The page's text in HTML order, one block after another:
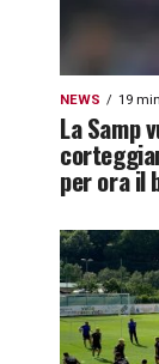
NEWS 19
La Samp
per ora il